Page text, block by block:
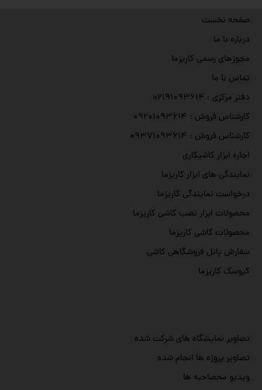
تصاویر نمایشگاه های شرکت شده
تصاویر پروژه ها انجام شده
ویدیو محصاحبه ها
صفحه نخست
درباره با ما
مجوزهای رسمی کاریزما
تماس با ما
دفتر مرکزی : ۰۲۱۹۱۰۹۳۶۱۴
کارشناس فروش : ۰۹۲۰۱۰۹۳۶۱۴
کارشناس فروش : ۰۹۳۷۱۰۹۳۶۱۴
اجاره ابزار کاشیکاری
نمایندگی های ابزار کاریزما
درخواست نمایندگی کاریزما
محصولات ابزار نصب کاشی کاریزما
محصولات کاشی کاریزما
سفارش پانل فروشگاهی کاشی
کیوسک کاریزما